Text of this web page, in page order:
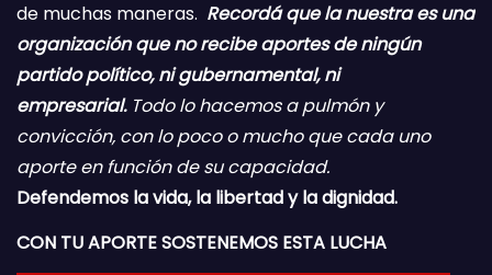
de muchas maneras. Recordá que la nuestra es una
organización que no recibe aportes de ningún
partido político, ni gubernamental, ni
empresarial.Todo lo hacemos a pulmón y
convicción, con lo poco o mucho que cada uno
aporte en función de su capacidad.
Defendemos la vida, la libertad y la dignidad.
CON TU APORTE SOSTENEMOS ESTA LUCHA